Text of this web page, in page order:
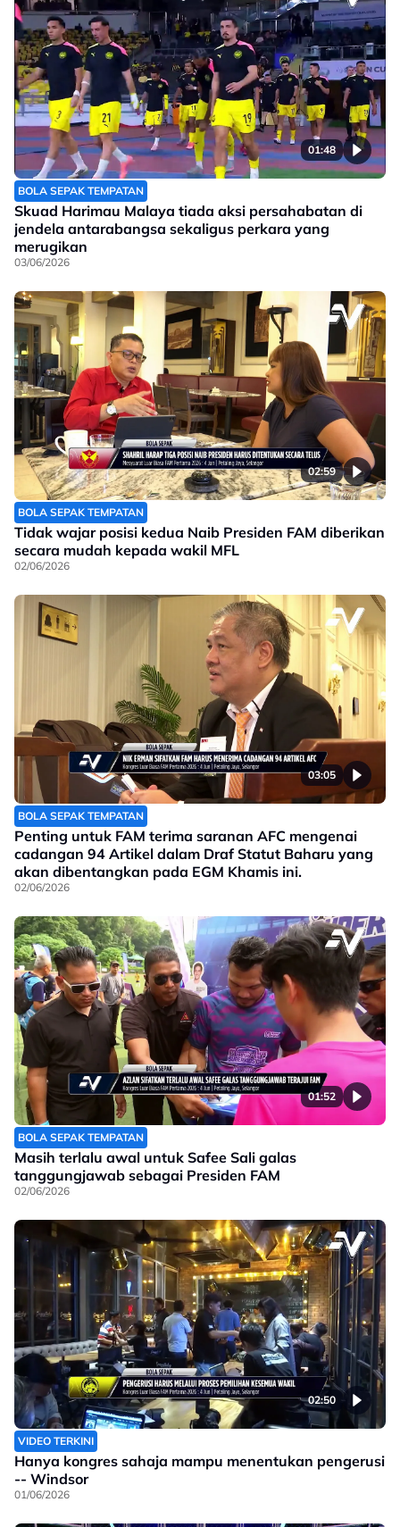
01:48
BOLA SEPAK TEMPATAN
Skuad Harimau Malaya tiada aksi persahabatan di
jendela antarabangsa sekaligus perkara yang
merugikan
03/06/2026
02:59
BOLA SEPAK TEMPATAN
Tidak wajar posisi kedua Naib Presiden FAM diberikan
secara mudah kepada wakil MFL
02/06/2026
03:05
BOLA SEPAK TEMPATAN
Penting untuk FAM terima saranan AFC mengenai
cadangan 94 Artikel dalam Draf Statut Baharu yang
akan dibentangkan pada EGM Khamis ini.
02/06/2026
01:52
BOLA SEPAK TEMPATAN
Masih terlalu awal untuk Safee Sali galas
tanggungjawab sebagai Presiden FAM
02/06/2026
02:50
VIDEO TERKINI
Hanya kongres sahaja mampu menentukan pengerusi
-- Windsor
01/06/2026